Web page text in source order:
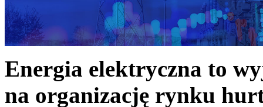
Energia elektryczna to
na organizację rynku